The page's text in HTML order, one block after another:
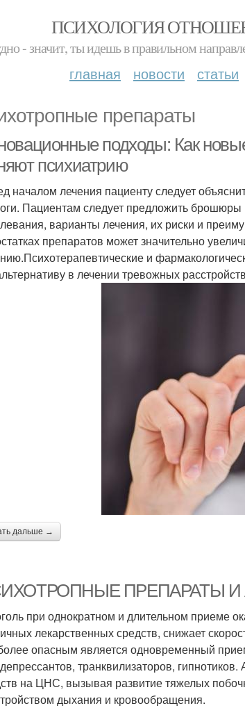
ПСИХОЛОГИЯ
- значит, ты идешь в правильном
главная новости статьи
препараты
подходы: Как
психиатрию
началом лечения пациенту следует
Пациентам следует предложить брошюры
варианты лечения, их риски и
препаратов может значительно
и
в лечении тревожных
дальше →
ПРЕПАРАТЫ И
при однократном и длительном приеме
лекар­ственных средств, снижает
опасным является одновре­менный
транквилизаторов,
на ЦНС, вызывая развитие тяжелых
дыхания и кровообращения.